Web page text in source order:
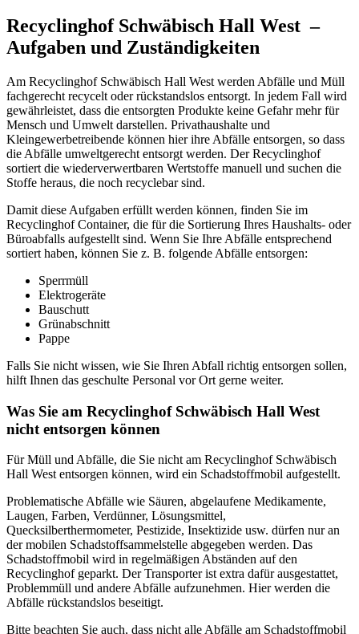
Recyclinghof Schwäbisch Hall West –
Aufgaben und Zuständigkeiten
Am Recyclinghof Schwäbisch Hall West werden Abfälle und Müll
fachgerecht recycelt oder rückstandslos entsorgt. In jedem Fall wird
gewährleistet, dass die entsorgten Produkte keine Gefahr mehr für
Mensch und Umwelt darstellen. Privathaushalte und
Kleingewerbetreibende können hier ihre Abfälle entsorgen, so dass
die Abfälle umweltgerecht entsorgt werden. Der Recyclinghof
sortiert die wiederverwertbaren Wertstoffe manuell und suchen die
Stoffe heraus, die noch recyclebar sind.
Damit diese Aufgaben erfüllt werden können, finden Sie im
Recyclinghof Container, die für die Sortierung Ihres Haushalts- oder
Büroabfalls aufgestellt sind. Wenn Sie Ihre Abfälle entsprechend
sortiert haben, können Sie z. B. folgende Abfälle entsorgen:
Sperrmüll
Elektrogeräte
Bauschutt
Grünabschnitt
Pappe
Falls Sie nicht wissen, wie Sie Ihren Abfall richtig entsorgen sollen,
hilft Ihnen das geschulte Personal vor Ort gerne weiter.
Was Sie am Recyclinghof Schwäbisch Hall West
nicht entsorgen können
Für Müll und Abfälle, die Sie nicht am Recyclinghof Schwäbisch
Hall West entsorgen können, wird ein Schadstoffmobil aufgestellt.
Problematische Abfälle wie Säuren, abgelaufene Medikamente,
Laugen, Farben, Verdünner, Lösungsmittel,
Quecksilberthermometer, Pestizide, Insektizide usw. dürfen nur an
der mobilen Schadstoffsammelstelle abgegeben werden. Das
Schadstoffmobil wird in regelmäßigen Abständen auf den
Recyclinghof geparkt. Der Transporter ist extra dafür ausgestattet,
Problemmüll und andere Abfälle aufzunehmen. Hier werden die
Abfälle rückstandslos beseitigt.
Bitte beachten Sie auch, dass nicht alle Abfälle am Schadstoffmobil